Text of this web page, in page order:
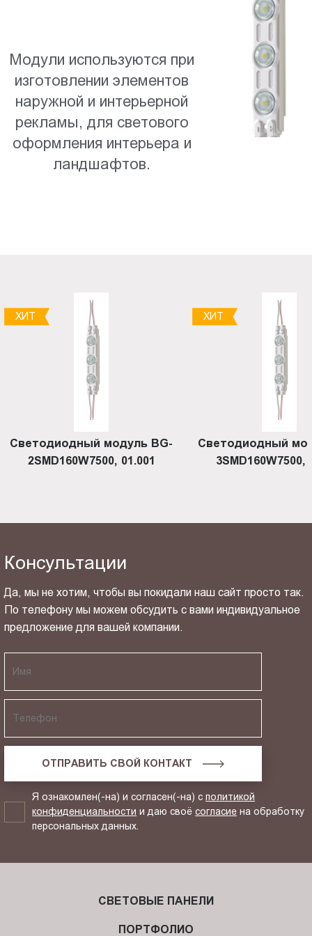
Модули используются при
изготовлении элементов
наружной и интерьерной
рекламы, для светового
оформления интерьера и
ландшафтов.
ХИТ
Светодиодный модуль BG-
2SMD160W7500, 01.001
ХИТ
Светодиодный
3SMD160W7500,
Консультации
Да, мы не хотим, чтобы вы покидали наш сайт просто так.
По телефону мы можем обсудить с вами индивидуальное
предложение для вашей компании.
ОТПРАВИТЬ СВОЙ КОНТАКТ
Я ознакомлен(-на) и согласен(-на) сполитикой
конфиденциальности и даю своёсогласие на обработку
персональных данных.
СВЕТОВЫЕ ПАНЕЛИ
ПОРТФОЛИО
Сб.,
Вс.:
выходной